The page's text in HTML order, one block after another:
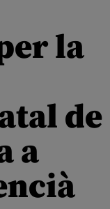
la
de
a